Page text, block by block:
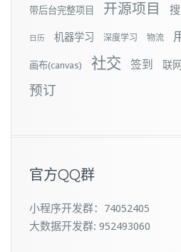
带后台完整项目 开源项目
日历 机器学习 深度学习 物流
画布(canvas) 社交 签到 联网
预订
官方QQ群
小程序开发群：74052405
大数据开发群: 952493060